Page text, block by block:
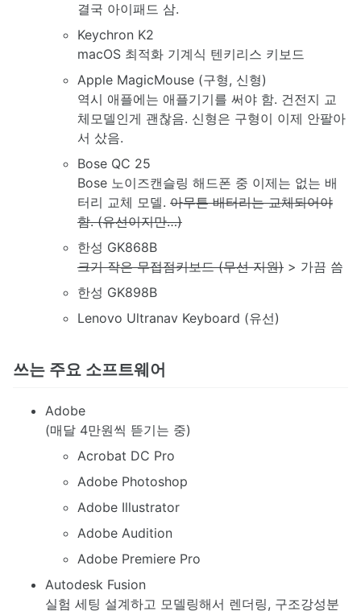
결국 아이패드 삼.
Keychron K2
macOS 최적화 기계식 텐키리스 키보드
Apple MagicMouse (구형, 신형)
역시 애플에는 애플기기를 써야 함. 건전지 교
체모델인게 괜찮음. 신형은 구형이 이제 안팔아
서 샀음.
Bose QC 25
Bose 노이즈캔슬링 해드폰 중 이제는 없는 배
터리 교체 모델. 아무튼 배터리는 교체되어야
함. (유선이지만…)
한성 GK868B
크기 작은 무접점키보드 (무선 지원) > 가끔 씀
한성 GK898B
Lenovo Ultranav Keyboard (유선)
쓰는 주요 소프트웨어
Adobe
(매달 4만원씩 뜯기는 중)
Acrobat DC Pro
Adobe Photoshop
Adobe Illustrator
Adobe Audition
Adobe Premiere Pro
Autodesk Fusion
실험 세팅 설계하고 모델링해서 렌더링, 구조강성분